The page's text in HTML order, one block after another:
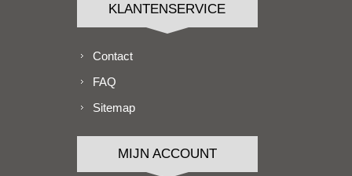
KLANTENSERVICE
Contact
FAQ
Sitemap
MIJN ACCOUNT